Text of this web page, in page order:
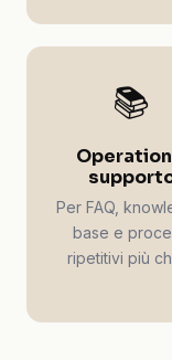
📚
Per FAQ,
base e
ripetitivi più